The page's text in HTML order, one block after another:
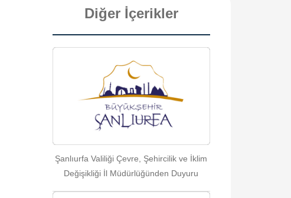
Diğer İçerikler
Şanlıurfa Valiliği Çevre, Şehircilik ve İklim
Değişikliği İl Müdürlüğünden Duyuru